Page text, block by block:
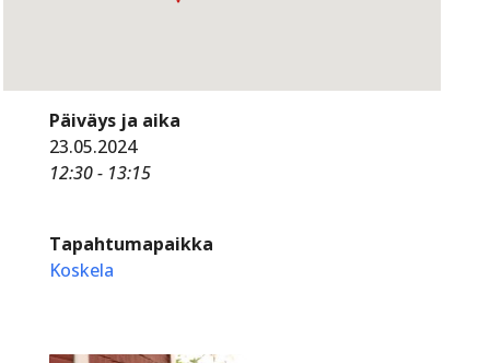
Päiväys ja aika
23.05.2024
12:30 - 13:15
Tapahtumapaikka
Koskela